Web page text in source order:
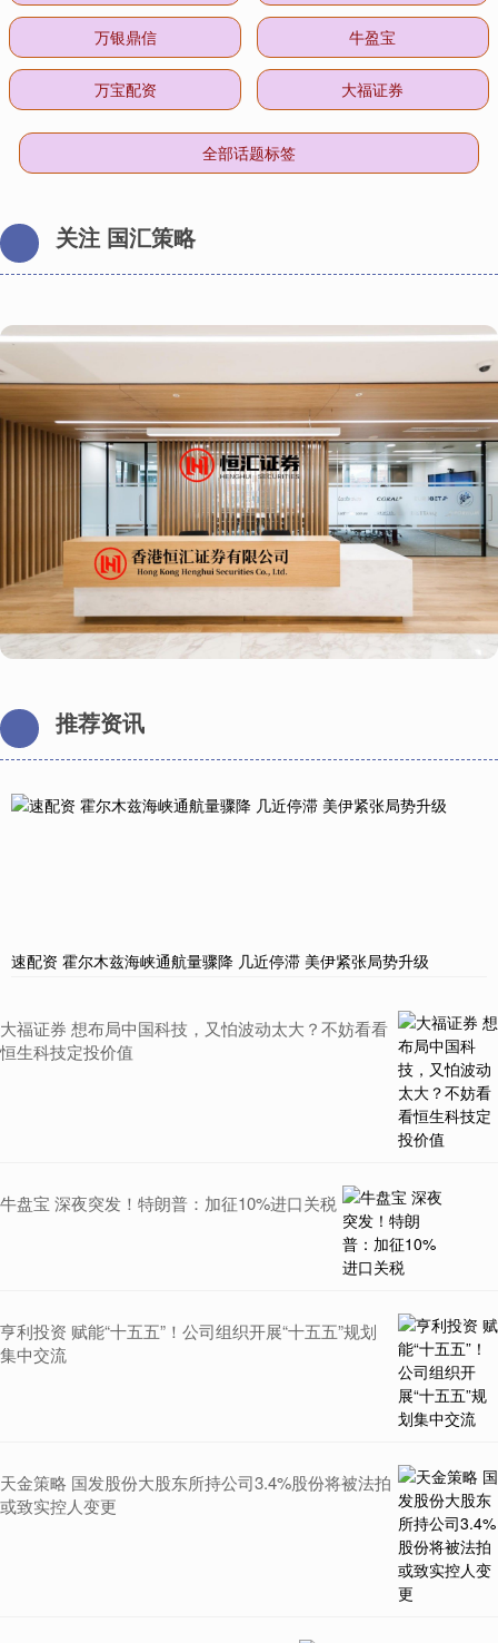
万银鼎信 牛盈宝
万宝配资 大福证券
全部话题标签
关注 国汇策略
推荐资讯
速配资 霍尔木兹海峡通航量骤降 几近停滞 美伊紧张局势升级
大福证券 想布局中国科技，又怕波动太大？不妨看看
恒生科技定投价值
牛盘宝 深夜突发！特朗普：加征10%进口关税
亨利投资 赋能“十五五”！公司组织开展“十五五”规划
集中交流
天金策略 国发股份大股东所持公司3.4%股份将被法拍
或致实控人变更